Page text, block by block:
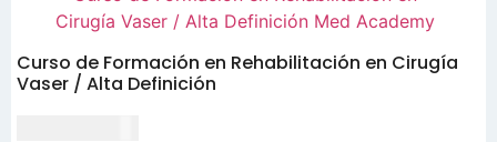
Curso de Formación en Rehabilitación en Cirugía
Vaser / Alta Definición